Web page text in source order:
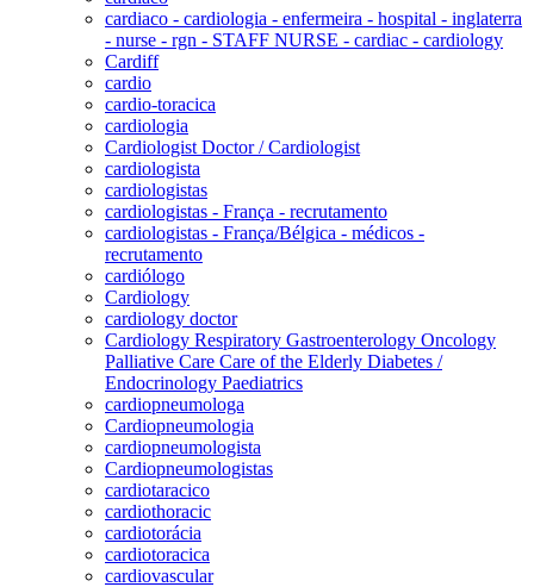
cardiaco - cardiologia - enfermeira - hospital - inglaterra
- nurse - rgn - STAFF NURSE - cardiac - cardiology
Cardiff
cardio
cardio-toracica
cardiologia
Cardiologist Doctor / Cardiologist
cardiologista
cardiologistas
cardiologistas - França - recrutamento
cardiologistas - França/Bélgica - médicos -
recrutamento
cardiólogo
Cardiology
cardiology doctor
Cardiology Respiratory Gastroenterology Oncology
Palliative Care Care of the Elderly Diabetes /
Endocrinology Paediatrics
cardiopneumologa
Cardiopneumologia
cardiopneumologista
Cardiopneumologistas
cardiotaracico
cardiothoracic
cardiotorácia
cardiotoracica
cardiovascular